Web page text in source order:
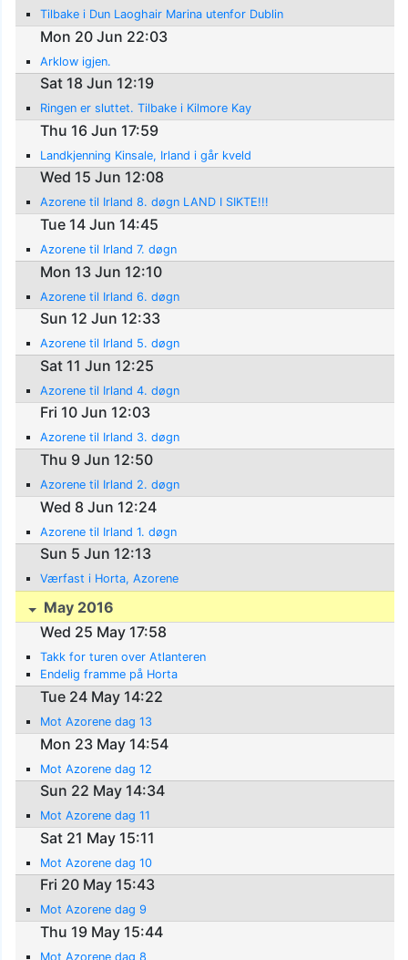
Tilbake i Dun Laoghair Marina utenfor Dublin
Mon 20 Jun 22:03
Arklow igjen.
Sat 18 Jun 12:19
Ringen er sluttet. Tilbake i Kilmore Kay
Thu 16 Jun 17:59
Landkjenning Kinsale, Irland i går kveld
Wed 15 Jun 12:08
Azorene til Irland 8. døgn LAND I SIKTE!!!
Tue 14 Jun 14:45
Azorene til Irland 7. døgn
Mon 13 Jun 12:10
Azorene til Irland 6. døgn
Sun 12 Jun 12:33
Azorene til Irland 5. døgn
Sat 11 Jun 12:25
Azorene til Irland 4. døgn
Fri 10 Jun 12:03
Azorene til Irland 3. døgn
Thu 9 Jun 12:50
Azorene til Irland 2. døgn
Wed 8 Jun 12:24
Azorene til Irland 1. døgn
Sun 5 Jun 12:13
Værfast i Horta, Azorene
May 2016
Wed 25 May 17:58
Takk for turen over Atlanteren
Endelig framme på Horta
Tue 24 May 14:22
Mot Azorene dag 13
Mon 23 May 14:54
Mot Azorene dag 12
Sun 22 May 14:34
Mot Azorene dag 11
Sat 21 May 15:11
Mot Azorene dag 10
Fri 20 May 15:43
Mot Azorene dag 9
Thu 19 May 15:44
Mot Azorene dag 8